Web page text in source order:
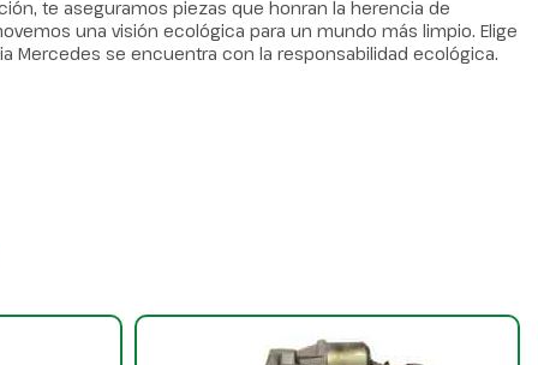
te aseguramos piezas que honran la herencia de
una visión ecológica para un mundo más limpio. Elige
Mercedes se encuentra con la responsabilidad ecológica.